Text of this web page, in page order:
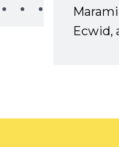
Ecwid,